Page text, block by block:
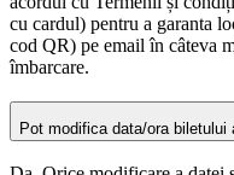
cu cardul) pentru a garanta
cod QR) pe email în câteva
îmbarcare.
Pot modifica data/ora biletului